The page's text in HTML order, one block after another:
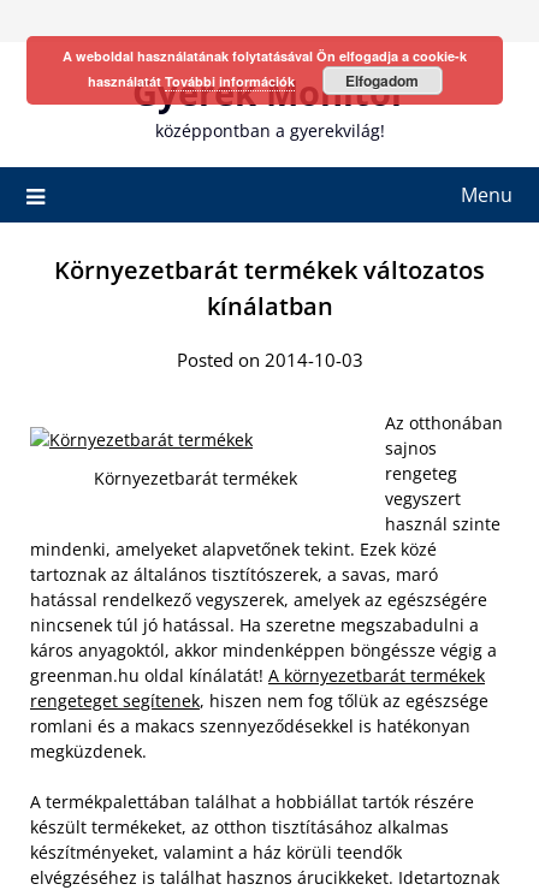
Gyerek Monitor
középpontban a gyerekvilág!
Menu
Környezetbarát termékek változatos
kínálatban
Posted on 2014-10-03
Környezetbarát termékek
Az otthonában
sajnos
rengeteg
vegyszert
használ szinte
mindenki, amelyeket alapvetőnek tekint. Ezek közé
tartoznak az általános tisztítószerek, a savas, maró
hatással rendelkező vegyszerek, amelyek az egészségére
nincsenek túl jó hatással. Ha szeretne megszabadulni a
káros anyagoktól, akkor mindenképpen böngéssze végig a
greenman.hu oldal kínálatát! A környezetbarát termékek
rengeteget segítenek, hiszen nem fog tőlük az egészsége
romlani és a makacs szennyeződésekkel is hatékonyan
megküzdenek.
A termékpalettában találhat a hobbiállat tartók részére
készült termékeket, az otthon tisztításához alkalmas
készítményeket, valamint a ház körüli teendők
elvégzéséhez is találhat hasznos árucikkeket. Idetartoznak
A weboldal használatának folytatásával Ön elfogadja a cookie-k
használatát További információk Elfogadom